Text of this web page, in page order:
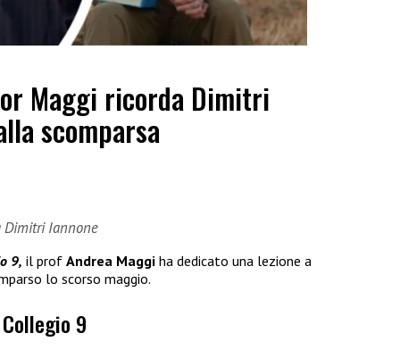
Maggi ricorda Dimitri
scomparsa
Dimitri Iannone
9, il prof Andrea Maggi ha dedicato una lezione a
lo scorso maggio.
9